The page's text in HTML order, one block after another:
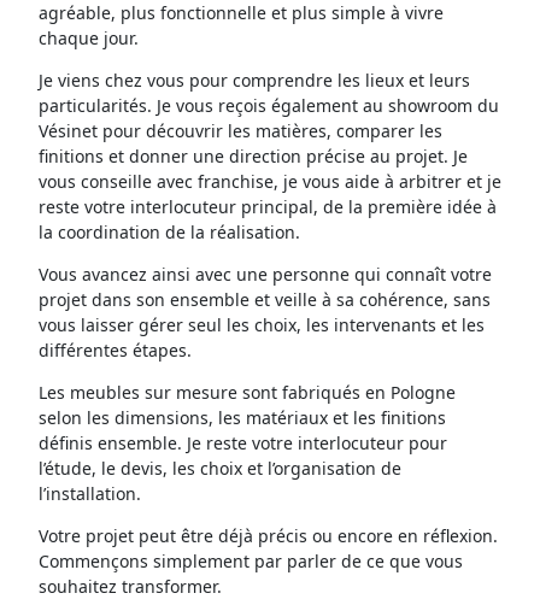
agréable, plus fonctionnelle et plus simple à vivre
chaque jour.
Je viens chez vous pour comprendre les lieux et leurs
particularités. Je vous reçois également au showroom du
Vésinet pour découvrir les matières, comparer les
finitions et donner une direction précise au projet. Je
vous conseille avec franchise, je vous aide à arbitrer et je
reste votre interlocuteur principal, de la première idée à
la coordination de la réalisation.
Vous avancez ainsi avec une personne qui connaît votre
projet dans son ensemble et veille à sa cohérence, sans
vous laisser gérer seul les choix, les intervenants et les
différentes étapes.
Les meubles sur mesure sont fabriqués en Pologne
selon les dimensions, les matériaux et les finitions
définis ensemble. Je reste votre interlocuteur pour
l’étude, le devis, les choix et l’organisation de
l’installation.
Votre projet peut être déjà précis ou encore en réflexion.
Commençons simplement par parler de ce que vous
souhaitez transformer.